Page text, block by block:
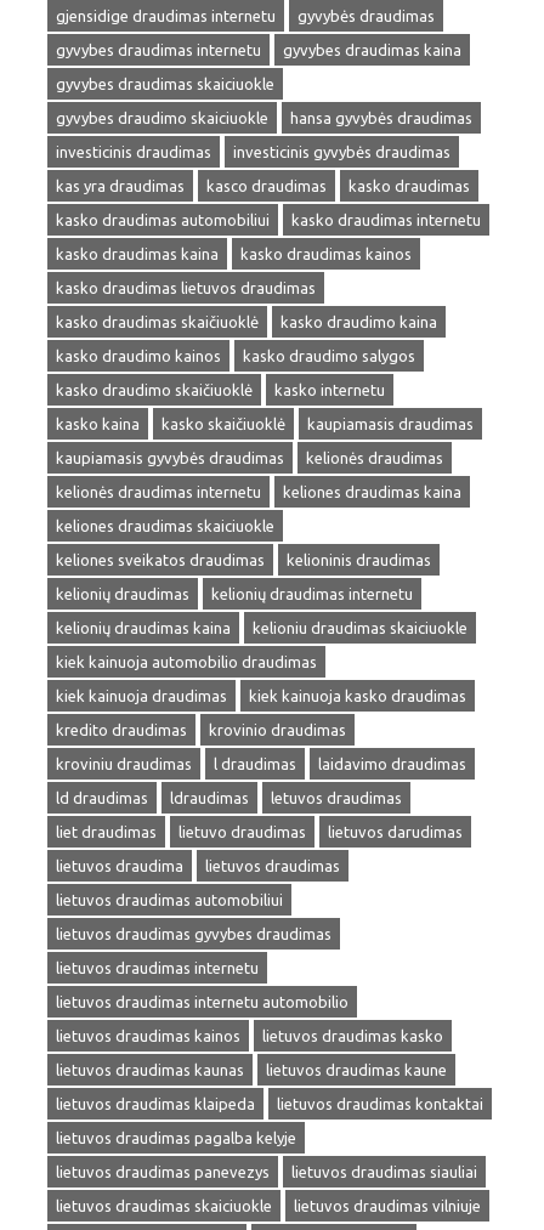
gjensidige draudimas internetu
gyvybės draudimas
gyvybes draudimas internetu
gyvybes draudimas kaina
gyvybes draudimas skaiciuokle
gyvybes draudimo skaiciuokle
hansa gyvybės draudimas
investicinis draudimas
investicinis gyvybės draudimas
kas yra draudimas
kasco draudimas
kasko draudimas
kasko draudimas automobiliui
kasko draudimas internetu
kasko draudimas kaina
kasko draudimas kainos
kasko draudimas lietuvos draudimas
kasko draudimas skaičiuoklė
kasko draudimo kaina
kasko draudimo kainos
kasko draudimo salygos
kasko draudimo skaičiuoklė
kasko internetu
kasko kaina
kasko skaičiuoklė
kaupiamasis draudimas
kaupiamasis gyvybės draudimas
kelionės draudimas
kelionės draudimas internetu
keliones draudimas kaina
keliones draudimas skaiciuokle
keliones sveikatos draudimas
kelioninis draudimas
kelionių draudimas
kelionių draudimas internetu
kelionių draudimas kaina
kelioniu draudimas skaiciuokle
kiek kainuoja automobilio draudimas
kiek kainuoja draudimas
kiek kainuoja kasko draudimas
kredito draudimas
krovinio draudimas
kroviniu draudimas
l draudimas
laidavimo draudimas
ld draudimas
ldraudimas
letuvos draudimas
liet draudimas
lietuvo draudimas
lietuvos darudimas
lietuvos draudima
lietuvos draudimas
lietuvos draudimas automobiliui
lietuvos draudimas gyvybes draudimas
lietuvos draudimas internetu
lietuvos draudimas internetu automobilio
lietuvos draudimas kainos
lietuvos draudimas kasko
lietuvos draudimas kaunas
lietuvos draudimas kaune
lietuvos draudimas klaipeda
lietuvos draudimas kontaktai
lietuvos draudimas pagalba kelyje
lietuvos draudimas panevezys
lietuvos draudimas siauliai
lietuvos draudimas skaiciuokle
lietuvos draudimas vilniuje